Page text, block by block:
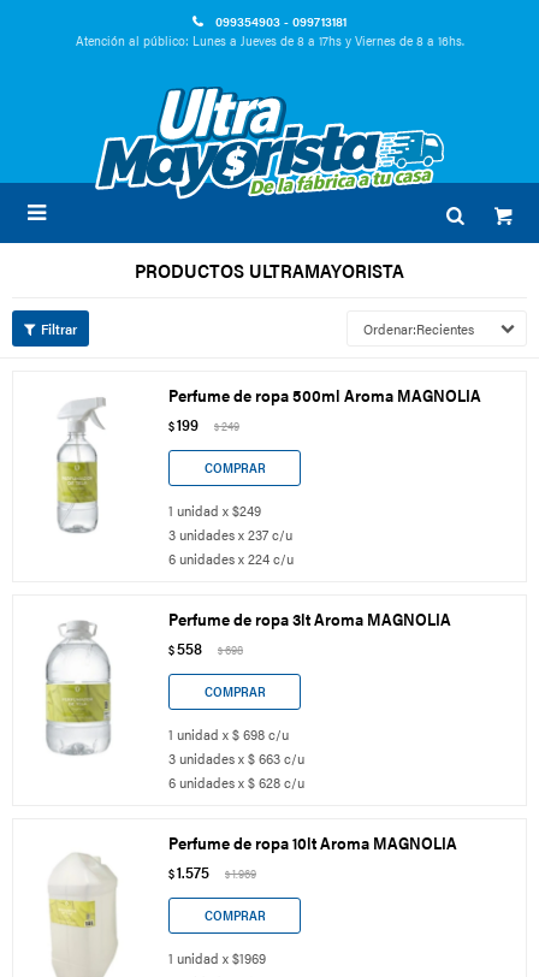
099354903 - 099713181
Atención al público: Lunes a Jueves de 8 a 17hs y Viernes de 8 a 16hs.

PRODUCTOS ULTRAMAYORISTA
Recientes
Perfume de ropa 500ml Aroma MAGNOLIA
$199 $249
1 unidad x $249
3 unidades x 237 c/u
6 unidades x 224 c/u
Perfume de ropa 3lt Aroma MAGNOLIA
$558 $698
1 unidad x $ 698 c/u
3 unidades x $ 663 c/u
6 unidades x $ 628 c/u
Perfume de ropa 10lt Aroma MAGNOLIA
$1.575 $1.969
1 unidad x $1969